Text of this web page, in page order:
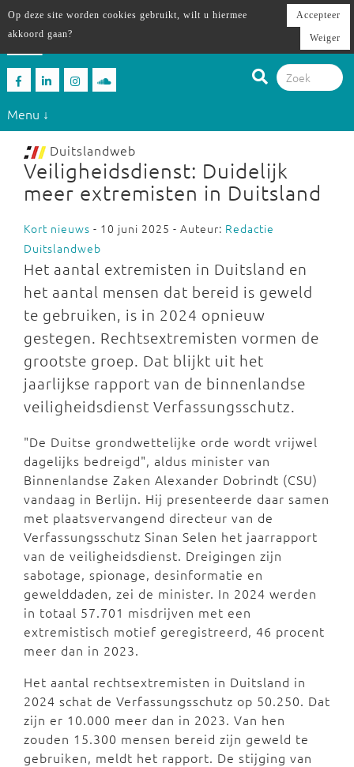
Menu ↓
Duitslandweb
Veiligheidsdienst: Duidelijk
meer extremisten in Duitsland
Kort nieuws - 10 juni 2025 - Auteur: Redactie
Duitslandweb
Het aantal extremisten in Duitsland en
het aantal mensen dat bereid is geweld
te gebruiken, is in 2024 opnieuw
gestegen. Rechtsextremisten vormen de
grootste groep. Dat blijkt uit het
jaarlijkse rapport van de binnenlandse
veiligheidsdienst Verfassungsschutz.
"De Duitse grondwettelijke orde wordt vrijwel
dagelijks bedreigd", aldus minister van
Binnenlandse Zaken Alexander Dobrindt (CSU)
vandaag in Berlijn. Hij presenteerde daar samen
met plaatsvervangend directeur van de
Verfassungsschutz Sinan Selen het jaarrapport
van de veiligheidsdienst. Dreigingen zijn
sabotage, spionage, desinformatie en
gewelddaden, zei de minister. In 2024 werden
in totaal 57.701 misdrijven met een
extremistisch motief geregistreerd, 46 procent
meer dan in 2023.
Het aantal rechtsextremisten in Duitsland in
2024 schat de Verfassungsschutz op 50.250. Dat
zijn er 10.000 meer dan in 2023. Van hen
zouden 15.300 mensen bereid zijn geweld te
gebruiken, meldt het rapport. De stijging van
Op deze site worden cookies gebruikt, wilt u hiermee
akkoord gaan?
Accepteer
Weiger